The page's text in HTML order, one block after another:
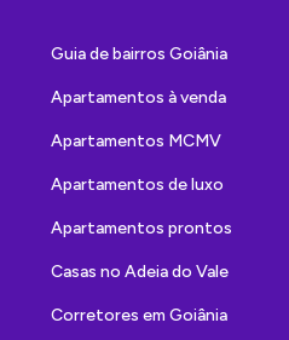
Guia de bairros Goiânia
Apartamentos à venda
Apartamentos MCMV
Apartamentos de luxo
Apartamentos prontos
Casas no Adeia do Vale
Corretores em Goiânia